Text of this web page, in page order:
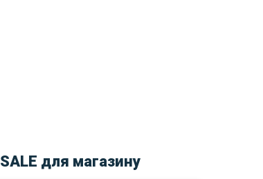
SALE для магазину